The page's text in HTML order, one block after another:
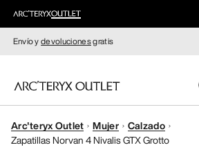
Envío ydevolucionesgratis
MUJERE
Arc'teryx Outlet Mujer
Calzado
Zapatillas Norvan 4 Nivalis GTX Grotto